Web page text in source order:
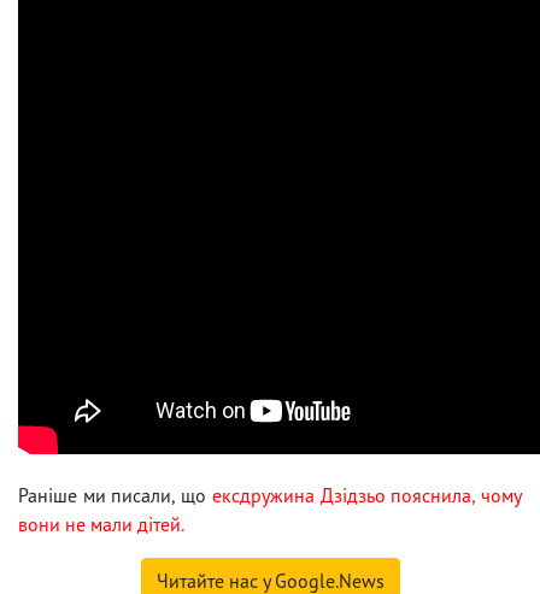
Раніше ми писали, що ексдружина Дзідзьо пояснила, чому
вони не мали дітей.
Читайте нас у Google.News